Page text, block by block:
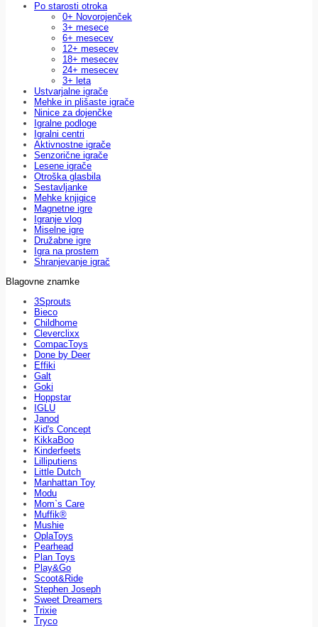
Po starosti otroka
0+ Novorojenček
3+ mesece
6+ mesecev
12+ mesecev
18+ mesecev
24+ mesecev
3+ leta
Ustvarjalne igrače
Mehke in plišaste igrače
Ninice za dojenčke
Igralne podloge
Igralni centri
Aktivnostne igrače
Senzorične igrače
Lesene igrače
Otroška glasbila
Sestavljanke
Mehke knjigice
Magnetne igre
Igranje vlog
Miselne igre
Družabne igre
Igra na prostem
Shranjevanje igrač
Blagovne znamke
3Sprouts
Bieco
Childhome
Cleverclixx
CompacToys
Done by Deer
Effiki
Galt
Goki
Hoppstar
IGLU
Janod
Kid's Concept
KikkaBoo
Kinderfeets
Lilliputiens
Little Dutch
Manhattan Toy
Modu
Mom`s Care
Muffik®
Mushie
OplaToys
Pearhead
Plan Toys
Play&Go
Scoot&Ride
Stephen Joseph
Sweet Dreamers
Trixie
Tryco